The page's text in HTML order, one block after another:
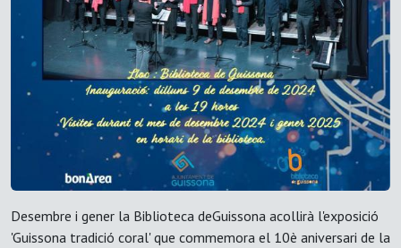
Desembre i gener la Biblioteca deGuissona acollirà l'exposició
'Guissona tradició coral' que commemora el 10è aniversari de la